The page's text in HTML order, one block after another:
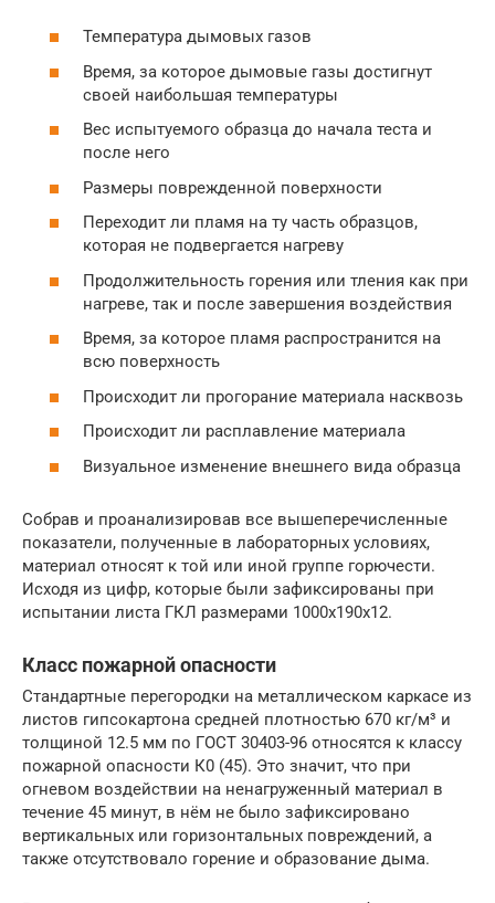
Температура дымовых газов
Время, за которое дымовые газы достигнут
своей наибольшая температуры
Вес испытуемого образца до начала теста и
после него
Размеры поврежденной поверхности
Переходит ли пламя на ту часть образцов,
которая не подвергается нагреву
Продолжительность горения или тления как при
нагреве, так и после завершения воздействия
Время, за которое пламя распространится на
всю поверхность
Происходит ли прогорание материала насквозь
Происходит ли расплавление материала
Визуальное изменение внешнего вида образца
Собрав и проанализировав все вышеперечисленные
показатели, полученные в лабораторных условиях,
материал относят к той или иной группе горючести.
Исходя из цифр, которые были зафиксированы при
испытании листа ГКЛ размерами 1000х190х12.
Класс пожарной опасности
Стандартные перегородки на металлическом каркасе из
листов гипсокартона средней плотностью 670 кг/м³ и
толщиной 12.5 мм по ГОСТ 30403-96 относятся к классу
пожарной опасности К0 (45). Это значит, что при
огневом воздействии на ненагруженный материал в
течение 45 минут, в нём не было зафиксировано
вертикальных или горизонтальных повреждений, а
также отсутствовало горение и образование дыма.